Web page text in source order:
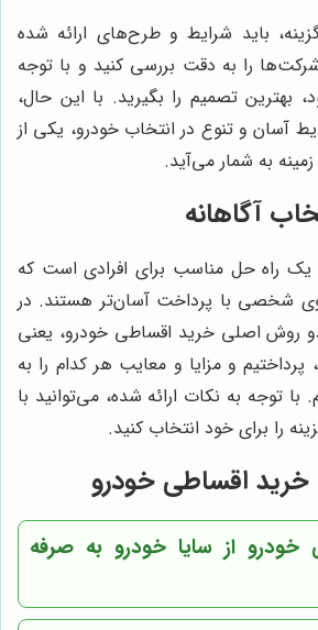
باید شرایط و طرح‌های ارائه شده
را به دقت بررسی کنید و با توجه
بهترین تصمیم را بگیرید. با این حال،
آسان و تنوع در انتخاب خودرو، یکی از
به شمار می‌آید.
آگاهانه
یک راه حل مناسب برای افرادی است که
شخصی با پرداخت آسان‌تر هستند. در
روش اصلی خرید اقساطی خودرو، یعنی
پرداختیم و مزایا و معایب هر کدام را به
توجه به نکات ارائه شده، می‌توانید با
را برای خود انتخاب کنید.
خرید اقساطی خودرو
خودرو از سایا خودرو به صرفه